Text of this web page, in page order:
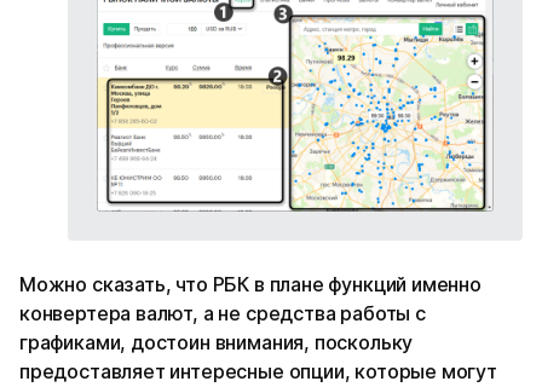
Можно сказать, что РБК в плане функций именно
конвертера валют, а не средства работы с
графиками, достоин внимания, поскольку
предоставляет интересные опции, которые могут